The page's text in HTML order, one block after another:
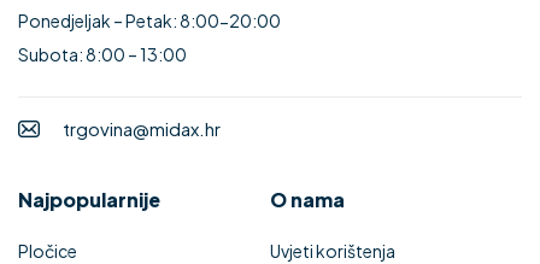
Ponedjeljak – Petak: 8:00-20:00
Subota: 8:00 – 13:00
trgovina@midax.hr
Najpopularnije
Pločice
O nama
Uvjeti korištenja